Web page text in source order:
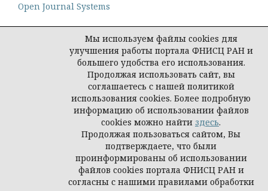
Open Journal Systems
Политика конфиденциальности персональных
© Социологическая наука и социальная практика,
Мы используем файлы cookies для
улучшения работы портала ФНИСЦ РАН и
большего удобства его использования.
Продолжая использовать сайт, вы
соглашаетесь с нашей политикой
использования cookies. Более подробную
информацию об использовании файлов
cookies можно найти здесь.
Продолжая пользоваться сайтом, Вы
подтверждаете, что были
проинформированы об использовании
файлов cookies портала ФНИСЦ РАН и
согласны с нашими правилами обработки